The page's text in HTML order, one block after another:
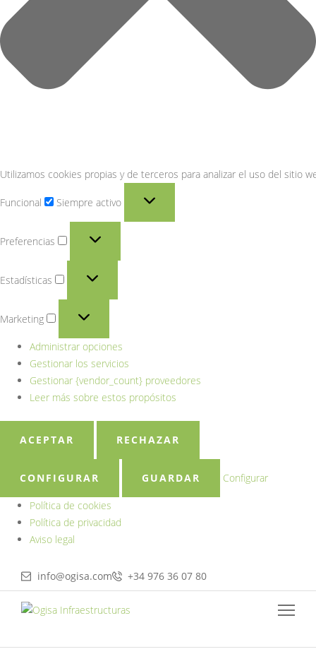
Utilizamos cookies propias y de terceros para analizar el uso del sitio
Funcional Siempre activo
Preferencias
Estadísticas
Marketing
Administrar opciones
Gestionar los servicios
Gestionar {vendor_count} proveedores
Leer más sobre estos propósitos
ACEPTAR RECHAZAR
CONFIGURAR GUARDAR Configurar
Política de cookies
Política de privacidad
Aviso legal
info@ogisa.com +34 976 36 07 80